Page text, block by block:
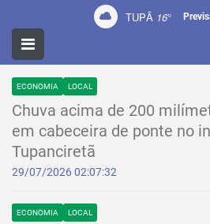
TUPÃ 16°
NOTÍCIAS
ECONOMIA LOCAL
Chuva acima de 200
em cabeceira de ponte no
Tupanciretã
29/07/2026 02:07:32
ECONOMIA LOCAL